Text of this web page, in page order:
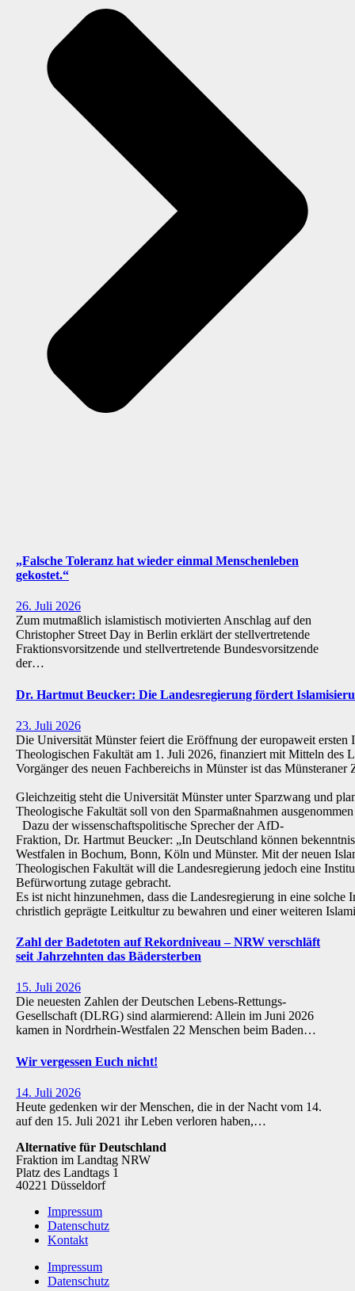
„Falsche Toleranz hat wieder einmal Menschenleben
gekostet.“
26. Juli 2026
Zum mutmaßlich islamistisch motivierten Anschlag auf den
Christopher Street Day in Berlin erklärt der stellvertretende
Fraktionsvorsitzende und stellvertretende Bundesvorsitzende
der…
Dr. Hartmut Beucker: Die Landesregierung fördert
23. Juli 2026
Die Universität Münster feiert die Eröffnung der europaweit ersten
Theologischen Fakultät am 1. Juli 2026, finanziert mit Mitteln des
Vorgänger des neuen Fachbereichs in Münster ist das
Gleichzeitig steht die Universität Münster unter Sparzwang und
Theologische Fakultät soll von den Sparmaßnahmen
Dazu der wissenschaftspolitische Sprecher der AfD-
Fraktion, Dr. Hartmut Beucker: „In Deutschland können
Westfalen in Bochum, Bonn, Köln und Münster. Mit der neuen
Theologischen Fakultät will die Landesregierung jedoch eine
Befürwortung zutage gebracht.
Es ist nicht hinzunehmen, dass die Landesregierung in eine
christlich geprägte Leitkultur zu bewahren und einer weiteren
Zahl der Badetoten auf Rekordniveau – NRW verschläft
seit Jahrzehnten das Bädersterben
15. Juli 2026
Die neuesten Zahlen der Deutschen Lebens-Rettungs-
Gesellschaft (DLRG) sind alarmierend: Allein im Juni 2026
kamen in Nordrhein-Westfalen 22 Menschen beim Baden…
Wir vergessen Euch nicht!
14. Juli 2026
Heute gedenken wir der Menschen, die in der Nacht vom 14.
auf den 15. Juli 2021 ihr Leben verloren haben,…
Alternative für Deutschland
Fraktion im Landtag NRW
Platz des Landtags 1
40221 Düsseldorf
Impressum
Datenschutz
Kontakt
Impressum
Datenschutz